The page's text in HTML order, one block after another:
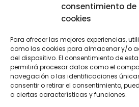
consentimiento de
cookies
Para ofrecer las mejores experiencias,
como las cookies para almacenar y/o
del dispositivo. El consentimiento de
permitirá procesar datos como el
navegación o las identificaciones
consentir o retirar el consentimiento,
a ciertas características y funciones.
Subscribe to our
SUBSCRIBE